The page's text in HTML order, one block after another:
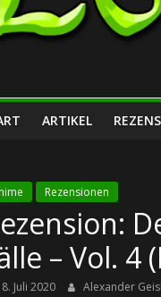
ARTIKEL
Rezensionen
– Vol. 4
Juli 2020 Alexander